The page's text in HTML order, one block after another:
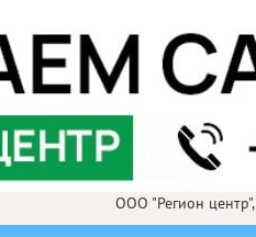
ООО "Регион